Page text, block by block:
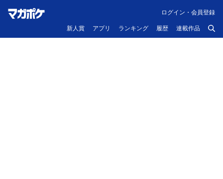
新人賞 アプリ ランキング 履歴 連載作品
ログイン・会員登録